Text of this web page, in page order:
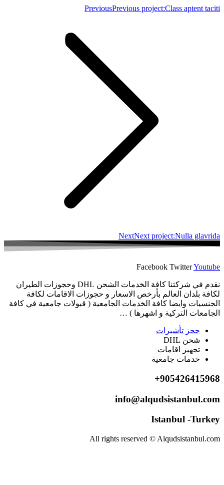
PreviousPrevious project:Class aptent taciti
NextNext project:Nulla glavrida
Facebook TwitterYoutube
نقدم في شركتنا كافة الخدمات الشحن DHL وحجوزات الطيران
لكافة بلدان العالم بأرخص الاسعار و حجوزات الاقامات لكافة
الجنسيات وايضا كافة الخدمات الجامعية ( قبولات جامعية في كافة
الجامعات التركية و اشهرها ) …
حجز تأشيرات
شحن DHL
تجهيز اقامات
خدمات جامعية
905426415968+
info@alqudsistanbul.com
Istanbul -Turkey
All rights reserved © Alqudsistanbul.com